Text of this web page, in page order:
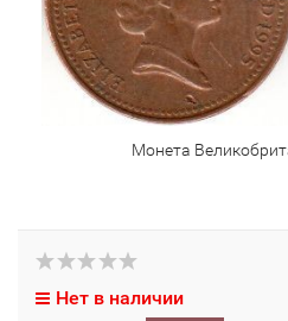
Монета
Нет в наличии